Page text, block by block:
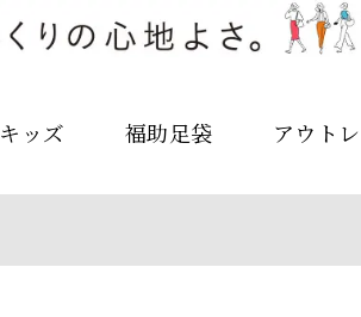
キッズ 福助足袋 アウト